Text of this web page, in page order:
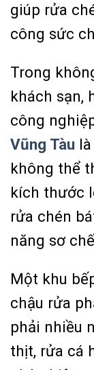
giúp rửa
công sức
Trong
khách sạn,
công
Vũng Tàu
không thể
kích thước
rửa chén
năng sơ
Một khu
chậu rửa
phải nhiều
thịt, rửa cá